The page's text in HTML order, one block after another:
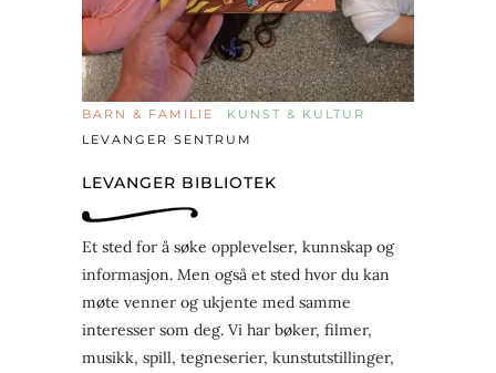
BARN & FAMILIE
KUNST & KULTUR
LEVANGER SENTRUM
LEVANGER BIBLIOTEK
Et sted for å søke opplevelser, kunnskap og
informasjon. Men også et sted hvor du kan
møte venner og ukjente med samme
interesser som deg. Vi har bøker, filmer,
musikk, spill, tegneserier, kunstutstillinger,